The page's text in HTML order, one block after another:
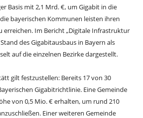
Basis mit 2,1 Mrd. €, um Gigabit in die
bayerischen Kommunen leisten ihren
erreichen. Im Bericht „Digitale Infrastruktur
des Gigabitausbaus in Bayern als
auf die einzelnen Bezirke dargestellt.
gilt festzustellen: Bereits 17 von 30
Gigabitrichtlinie. Eine Gemeinde
von 0,5 Mio. € erhalten, um rund 210
Einer weiteren Gemeinde